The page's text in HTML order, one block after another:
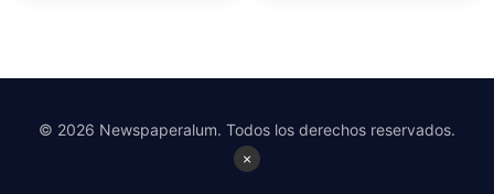
×
© 2026 Newspaperalum. Todos los derechos reservados.